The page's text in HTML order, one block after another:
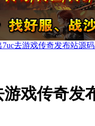
7uc去游戏传奇发布站源
戏传奇发